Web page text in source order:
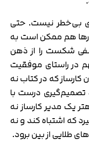
بی‌خطر نیست. حتی
هم ممکن است به
شکست را از ذهن
در راستای موفقیت
کارساز که در کتاب نه
تصمیم‌گیری درست با
سرعت متعادل است. به بیان ساده‎تر یک مدیر کارساز نه
که اشتباه کند و نه
طلایی از بین برود.